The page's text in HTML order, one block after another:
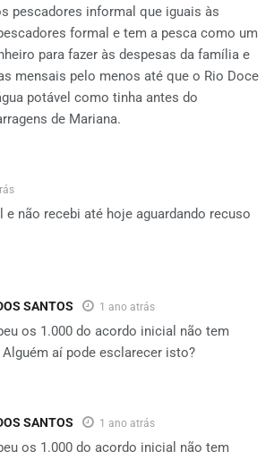
pescadores informal que iguais às
formal e tem a pesca como um
para fazer às despesas da família e
mensais pelo menos até que o Rio Doce
potável como tinha antes do
de Mariana.
e não recebi até hoje aguardando recuso
SANTOS 1 ano atrás
os 1.000 do acordo inicial não tem
aí pode esclarecer isto?
SANTOS 1 ano atrás
os 1.000 do acordo inicial não tem